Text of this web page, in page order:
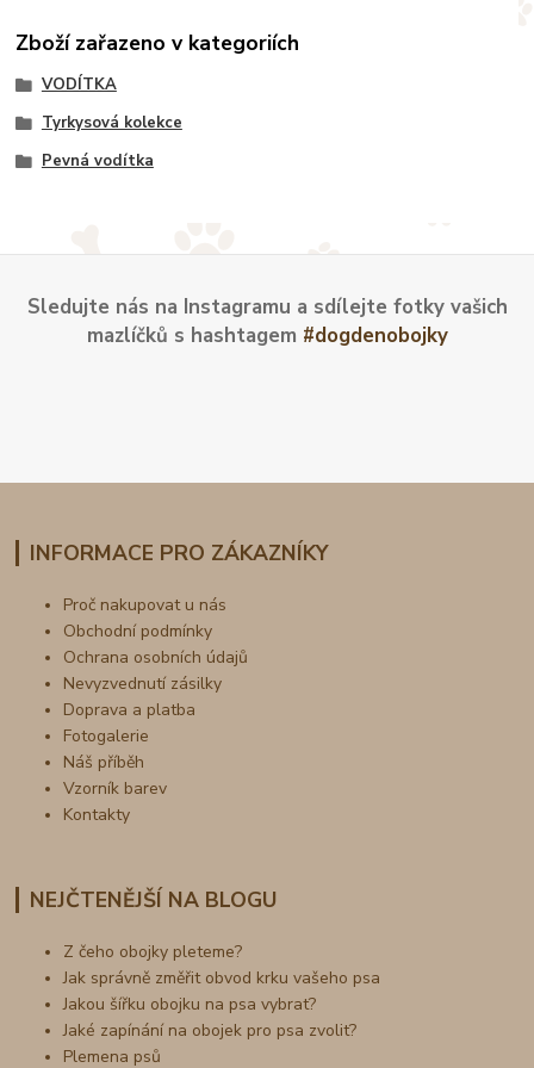
Zboží zařazeno v kategoriích
VODÍTKA
Tyrkysová kolekce
Pevná vodítka
Sledujte nás na Instagramu a sdílejte fotky vašich
mazlíčků s hashtagem #dogdenobojky
INFORMACE PRO ZÁKAZNÍKY
Proč nakupovat u nás
Obchodní podmínky
Ochrana osobních údajů
Nevyzvednutí zásilky
Doprava a platba
Fotogalerie
Náš příběh
Vzorník barev
Kontakty
NEJČTENĚJŠÍ NA BLOGU
Z čeho obojky pleteme?
Jak správně změřit obvod krku vašeho psa
Jakou šířku obojku na psa vybrat?
Jaké zapínání na obojek pro psa zvolit?
Plemena psů